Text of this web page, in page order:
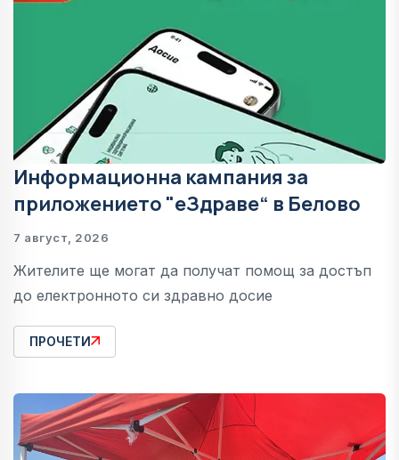
Информационна кампания за
приложението "еЗдраве“ в Белово
7 август, 2026
Жителите ще могат да получат помощ за достъп
до електронното си здравно досие
ПРОЧЕТИ